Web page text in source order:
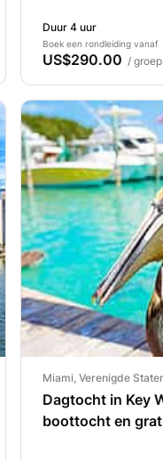
Duur 4 uur
Boek een rondleiding vanaf
US$290.00 / groep
Miami, Verenigde
Dagtocht in Key
boottocht en